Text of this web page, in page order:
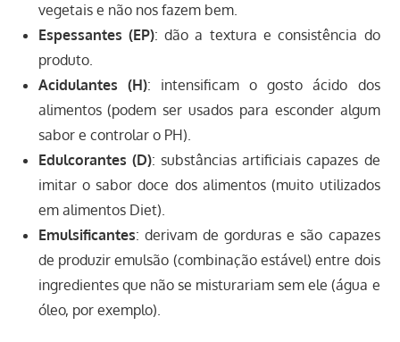
vegetais e não nos fazem bem.
Espessantes (EP): dão a textura e consistência do
produto.
Acidulantes (H): intensificam o gosto ácido dos
alimentos (podem ser usados para esconder algum
sabor e controlar o PH).
Edulcorantes (D): substâncias artificiais capazes de
imitar o sabor doce dos alimentos (muito utilizados
em alimentos Diet).
Emulsificantes: derivam de gorduras e são capazes
de produzir emulsão (combinação estável) entre dois
ingredientes que não se misturariam sem ele (água e
óleo, por exemplo).